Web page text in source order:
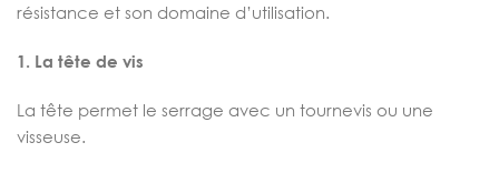
résistance et son domaine d’utilisation.
1. La tête de vis
La tête permet le serrage avec un tournevis ou une
visseuse.